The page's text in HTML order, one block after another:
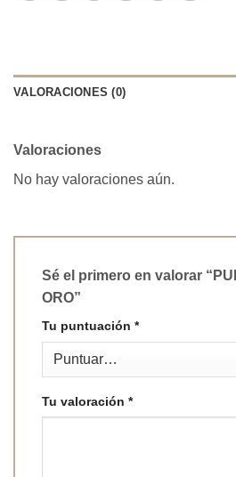
VALORACIONES (0)
Valoraciones
No hay valoraciones aún.
Sé el primero en valorar
ORO”
Tu puntuación *
Tu valoración *